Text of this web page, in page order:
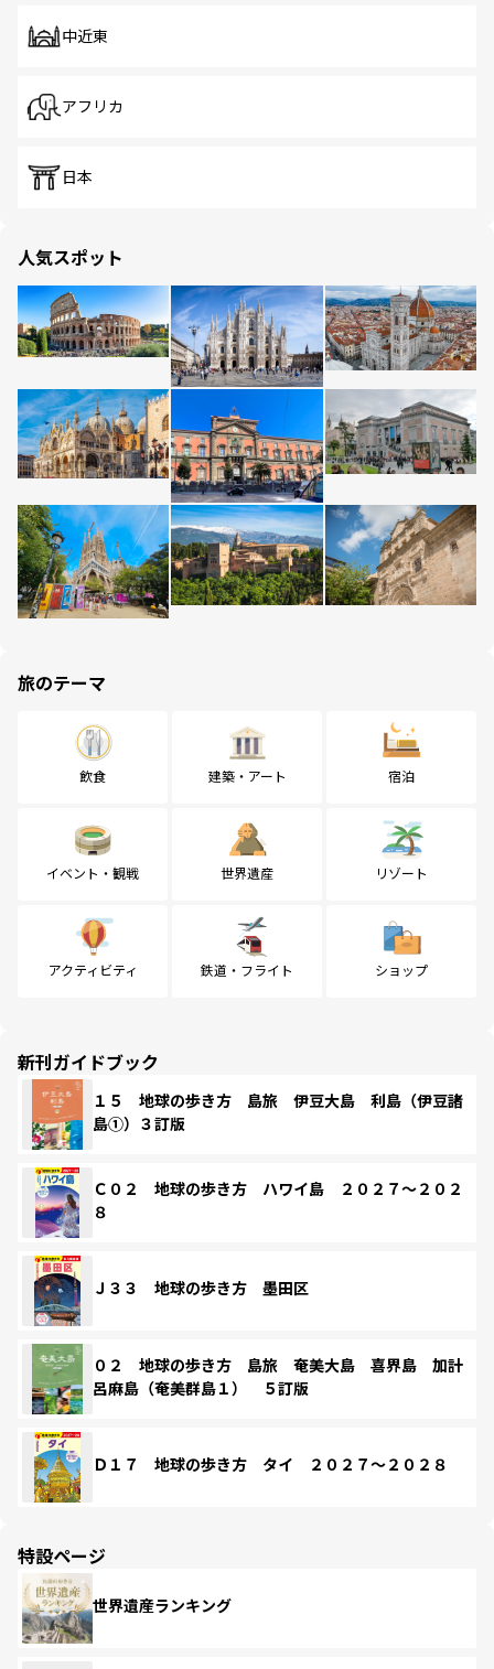
中近東
アフリカ
日本
人気スポット
旅のテーマ
飲食 建築・アート 宿泊
イベント・観戦 世界遺産 リゾート
アクティビティ 鉄道・フライト ショップ
新刊ガイドブック
１５ 地球の歩き方 島旅 伊豆大島 利島（伊豆諸
島①）３訂版
Ｃ０２ 地球の歩き方 ハワイ島 ２０２７～２０２
８
Ｊ３３ 地球の歩き方 墨田区
０２ 地球の歩き方 島旅 奄美大島 喜界島 加計
呂麻島（奄美群島１） ５訂版
Ｄ１７ 地球の歩き方 タイ ２０２７～２０２８
特設ページ
世界遺産ランキング